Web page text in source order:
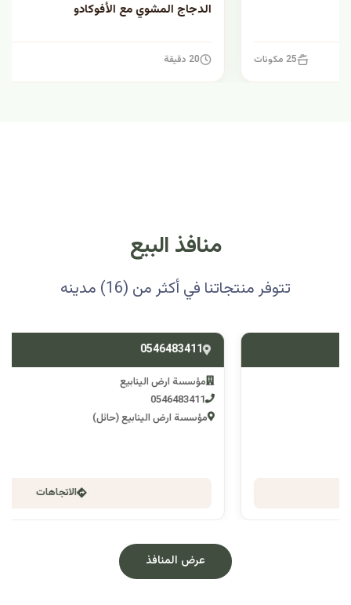
الدجاج المشوي مع الأفوكادو
20 دقيقة
منافذ البيع
تتوفر منتجاتنا في أكثر من (16) مدينه
مؤسسة ارض الينابيع (حائل)
عرض المنافذ